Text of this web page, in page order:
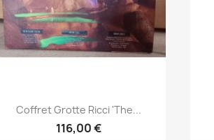
Aperçu rapide
Coffret Grotte Ricci 'The...
116,00 €